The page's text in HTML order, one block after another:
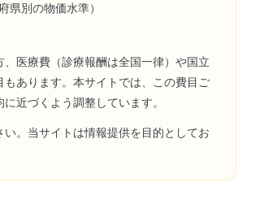
別の物価水準）
医療費（診療報酬は全国一律）や国立
あります。本サイトでは、この費目ご
近づくよう調整しています。
。当サイトは情報提供を目的としてお